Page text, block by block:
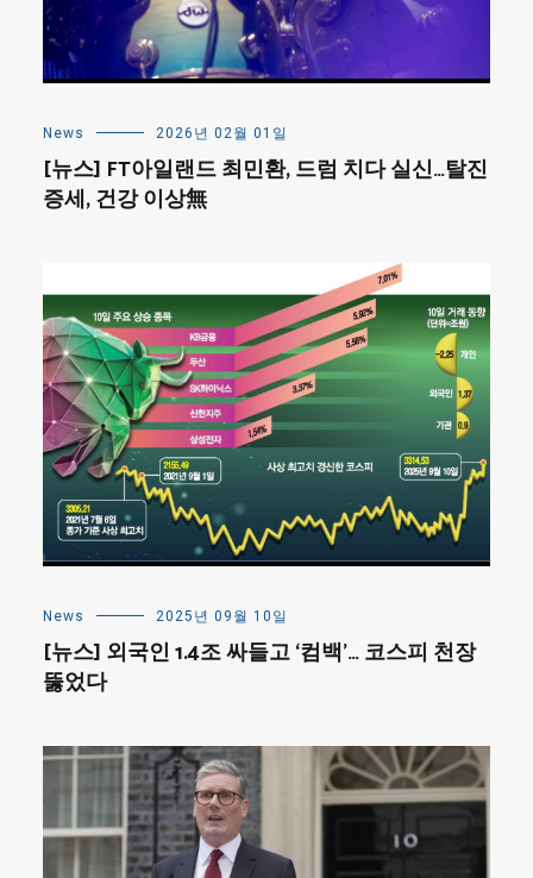
News 2026년 02월 01일
[뉴스] FT아일랜드 최민환, 드럼 치다 실신…탈진
증세, 건강 이상無
News 2025년 09월 10일
[뉴스] 외국인 1.4조 싸들고 ‘컴백’… 코스피 천장
뚫었다